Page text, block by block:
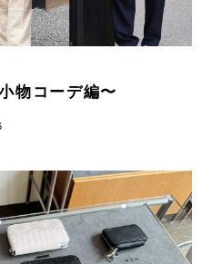
物コーデ編〜